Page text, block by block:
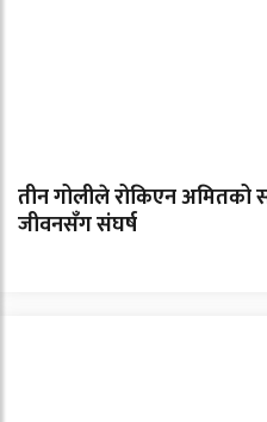
तीन गोलीले रोकिएन अमितको
जीवनसँग संघर्ष